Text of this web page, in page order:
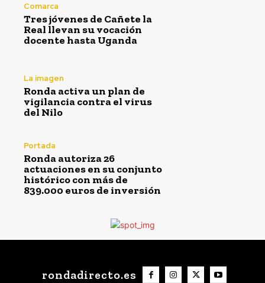
Comarca
Tres jóvenes de Cañete la
Real llevan su vocación
docente hasta Uganda
La imagen
Ronda activa un plan de
vigilancia contra el virus
del Nilo
Portada
Ronda autoriza 26
actuaciones en su conjunto
histórico con más de
839.000 euros de inversión
rondadirecto.es